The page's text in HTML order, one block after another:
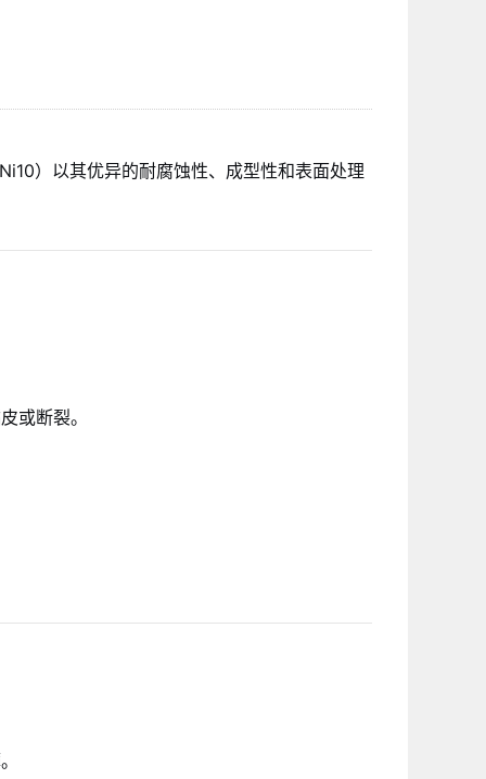
）以其优异的耐腐蚀性、成型性和表面处理
或断裂。